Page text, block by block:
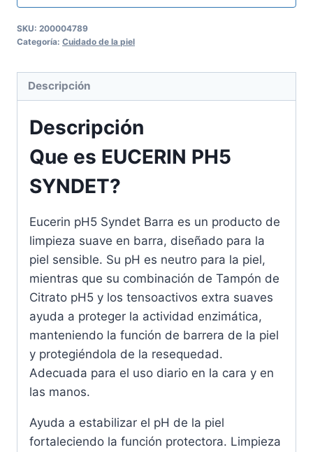
SKU: 200004789
Categoría: Cuidado de la piel
Descripción
Descripción
Que es EUCERIN PH5
SYNDET?
Eucerin pH5 Syndet Barra es un producto de
limpieza suave en barra, diseñado para la
piel sensible. Su pH es neutro para la piel,
mientras que su combinación de Tampón de
Citrato pH5 y los tensoactivos extra suaves
ayuda a proteger la actividad enzimática,
manteniendo la función de barrera de la piel
y protegiéndola de la resequedad.
Adecuada para el uso diario en la cara y en
las manos.
Ayuda a estabilizar el pH de la piel
fortaleciendo la función protectora. Limpieza